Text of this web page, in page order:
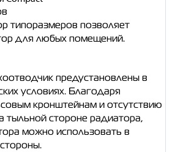
типоразмеров позволяет
для любых помещений.
предустановлены в
условиях. Благодаря
кронштейнам и отсутствию
тыльной стороне радиатора,
можно использовать в